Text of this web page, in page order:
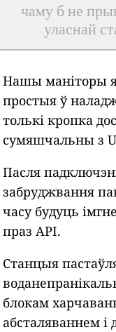
чаму б не
уласнай
Нашы маніторы
простыя ў
толькі кропка
сумяшчальны з
Пасля
забруджвання
часу будуць
праз API.
Станцыя
блокам
абсталяваннем і